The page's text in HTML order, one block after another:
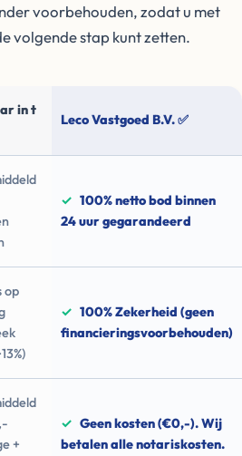
voorbehouden, zodat u met
volgende stap kunt zetten.
in t
Leco Vastgoed B.V. ✅
✓ 100% netto bod binnen
24 uur gegarandeerd
op
✓ 100% Zekerheid (geen
financieringsvoorbehouden)
+
✓ Geen kosten (€0,-). Wij
betalen alle notariskosten.